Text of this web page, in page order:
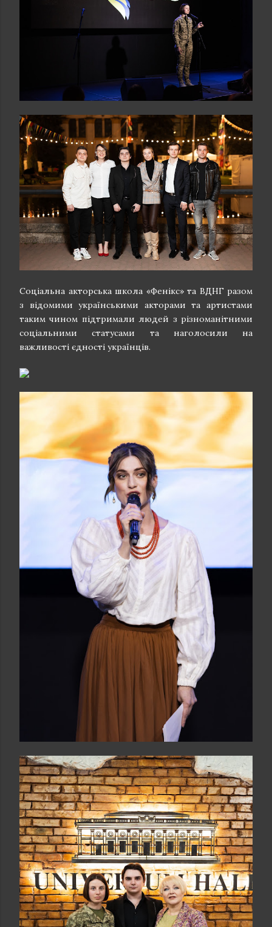
Соціальна акторська школа «Фенікс» та ВДНГ разом
з відомими українськими акторами та артистами
таким чином підтримали людей з різноманітними
соціальними статусами та наголосили на
важливості єдності українців.